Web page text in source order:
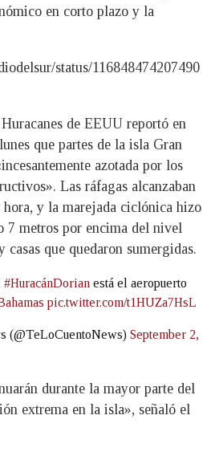
en corto plazo y la
status/116848474207490
de EEUU reportó en
que partes de la isla Gran
azotada por los
Las ráfagas alcanzaban
y la marejada ciclónica hizo
7 metros por encima del nivel
que quedaron sumergidas.
#HuracánDorian está el aeropuerto
pic.twitter.com/t1HUZa7HsL
(@TeLoCuentoNews) September 2,
durante la mayor parte del
extrema en la isla», señaló el